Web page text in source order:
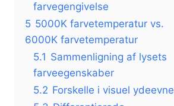
farvegengivelse
5 5000K farvetemperatur vs.
6000K farvetemperatur
5.1 Sammenligning af lysets
farveegenskaber
5.2 Forskelle i visuel ydeevne